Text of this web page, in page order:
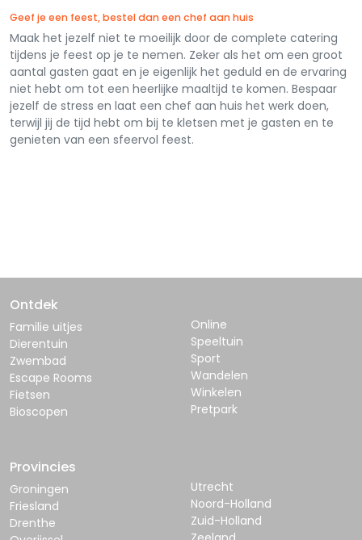
Geef je een feest, bestel dan een chef aan huis
Maak het jezelf niet te moeilijk door de complete catering
tijdens je feest op je te nemen. Zeker als het om een groot
aantal gasten gaat en je eigenlijk het geduld en de ervaring
niet hebt om tot een heerlijke maaltijd te komen. Bespaar
jezelf de stress en laat een chef aan huis het werk doen,
terwijl jij de tijd hebt om bij te kletsen met je gasten en te
genieten van een sfeervol feest.
Ontdek
Familie uitjes
Dierentuin
Zwembad
Escape Rooms
Fietsen
Bioscopen
Online
Speeltuin
Sport
Wandelen
Winkelen
Pretpark
Provincies
Groningen
Friesland
Drenthe
Utrecht
Noord-Holland
Zuid-Holland